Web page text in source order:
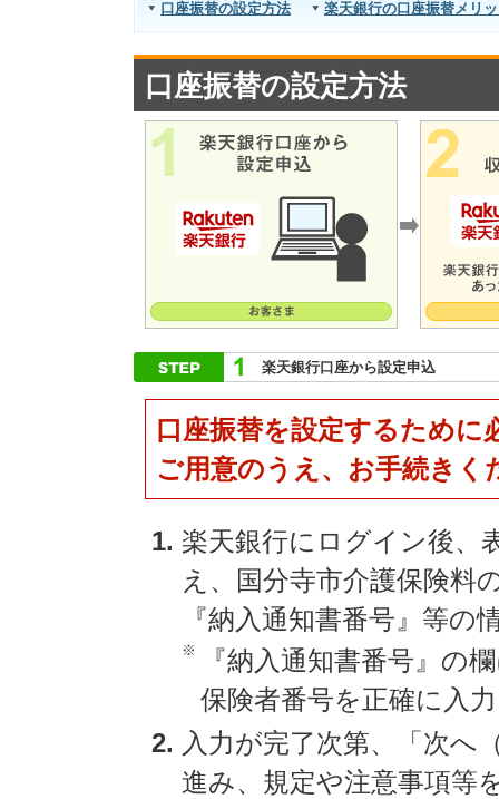
口座振替の設定方法 楽天銀行の口座振替メリ
口座振替の設定方法
楽天銀行口座から設定申込
口座振替を設定するために
ご用意のうえ、お手続きく
楽天銀行にログイン後、
え、国分寺市介護保険料
『納入通知書番号』等
※
『納入通知書番号』の
保険者番号を正確に入
入力が完了次第、「次へ
進み、規定や注意事項等